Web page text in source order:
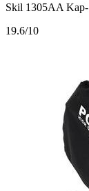
Skil 1305AA Kap-
19.6/10